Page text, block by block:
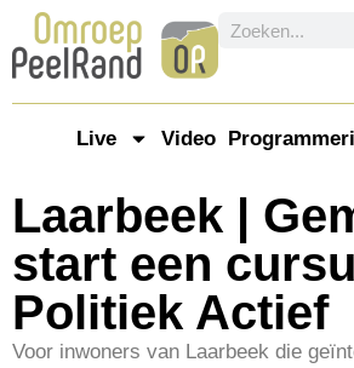
Live Video
Laarbeek |
start een
Politiek Actief
Voor inwoners van Laarbeek die